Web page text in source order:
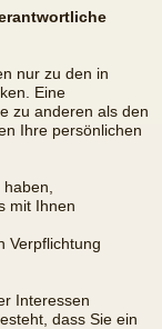
nur zu den in
Eine
zu anderen als den
Ihre persönlichen
haben,
mit Ihnen
Verpflichtung
Interessen
dass Sie ein